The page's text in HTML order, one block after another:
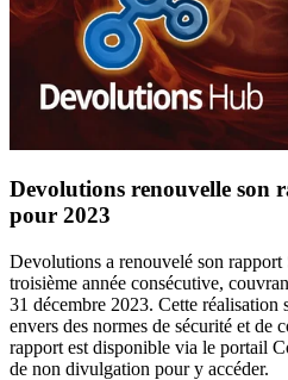
Devolutions renouvelle son
pour 2023
Devolutions a renouvelé son
troisième année consécutive,
31 décembre 2023. Cette réalisation
envers des normes de sécurité et de
rapport est disponible via le portail
de non divulgation pour y accéder.